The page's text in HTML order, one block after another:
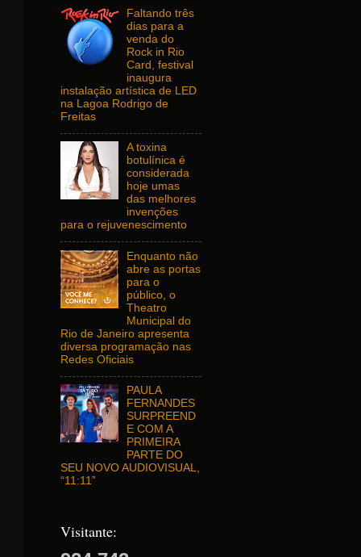
Faltando três
dias para a
venda do
Rock in Rio
Card, festival
inaugura
instalação artística de LED
na Lagoa Rodrigo de
Freitas
A toxina
botulínica é
considerada
hoje umas
das melhores
invenções
para o rejuvenescimento
Enquanto não
abre as portas
para o
público, o
Theatro
Municipal do
Rio de Janeiro apresenta
diversa programação nas
Redes Oficiais
PAULA
FERNANDES
SURPREEND
E COM A
PRIMEIRA
PARTE DO
SEU NOVO AUDIOVISUAL,
“11:11”
Visitante: